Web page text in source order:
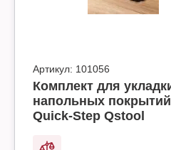
Артикул: 101056
Комплект для
напольных покрытий
Quick-Step Qstool